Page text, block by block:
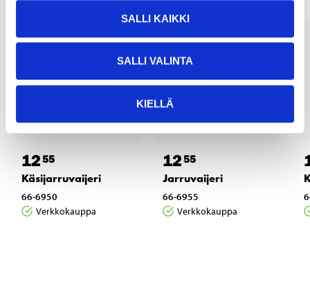
SALLI KAIKKI
SALLI VALINTA
KIELLÄ
1255
Käsijarruvaijeri
66-6950
Verkkokauppa
1255
Jarruvaijeri
66-6955
Verkkokauppa